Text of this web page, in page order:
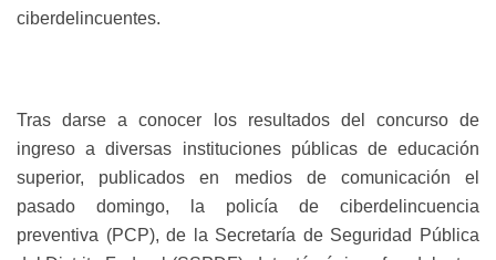
ciberdelincuentes.
Tras darse a conocer los resultados del concurso de
ingreso a diversas instituciones públicas de educación
superior, publicados en medios de comunicación el
pasado domingo, la policía de ciberdelincuencia
preventiva (PCP), de la Secretaría de Seguridad Pública